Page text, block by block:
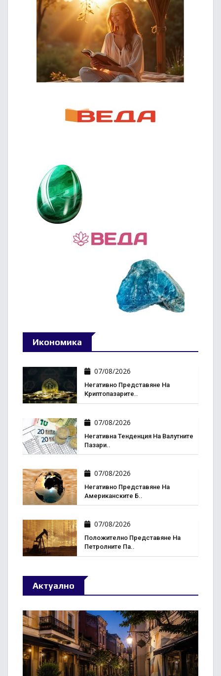
Икономика
07/08/2026
Негативно Представяне На
Криптопазарите..
07/08/2026
Негативна Тенденция На Валутните
Пазари..
07/08/2026
Негативно Представяне На
Американските Б..
07/08/2026
Положително Представяне На
Петролните Па..
Актуално